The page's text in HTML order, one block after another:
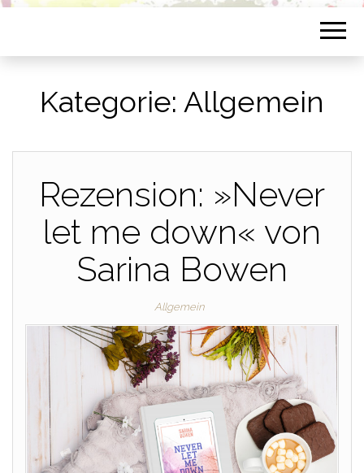
Kategorie: Allgemein
Rezension: »Never
let me down« von
Sarina Bowen
Allgemein